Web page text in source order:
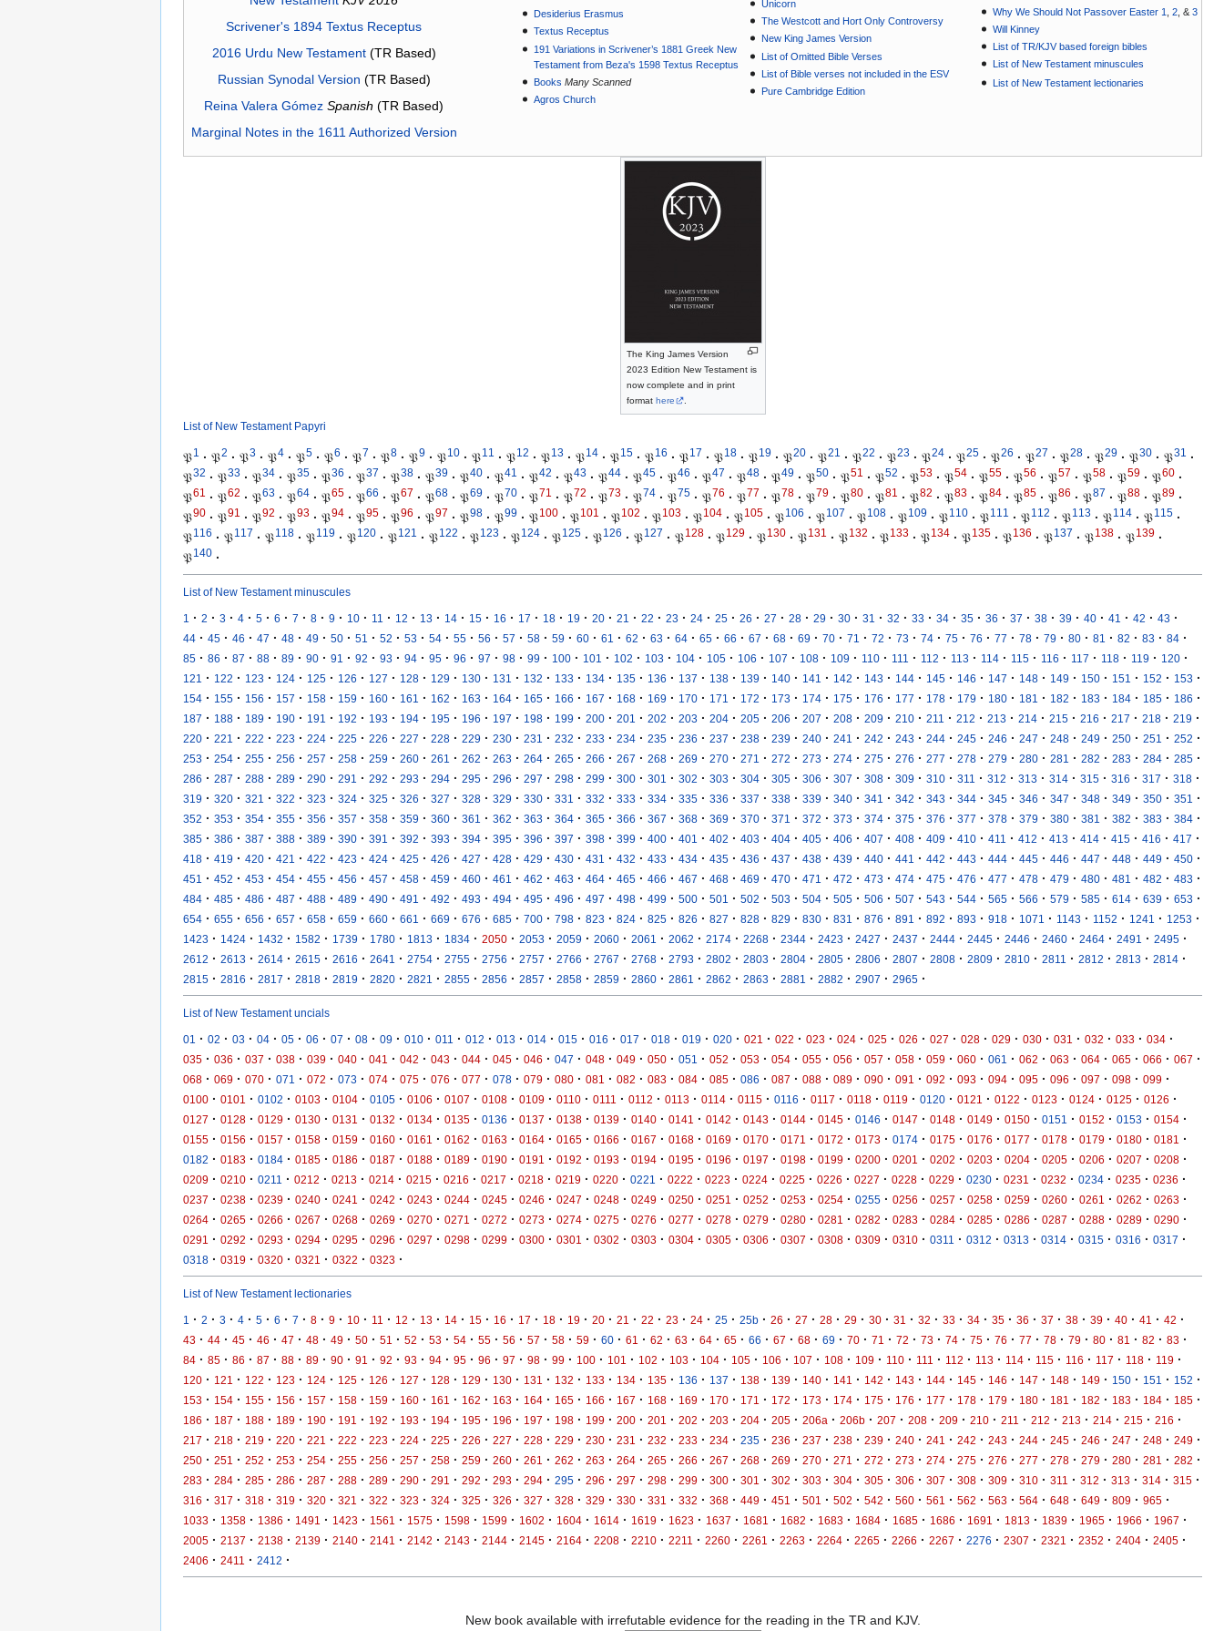
Scrivener's 1894 Textus Receptus
2016 Urdu New Testament(TR Based)
Russian Synodal Version (TR Based)
Reina Valera Gómez Spanish (TR Based)
Marginal Notes in the 1611 Authorized Version
Desiderius Erasmus
Textus Receptus
191 Variations in Scrivener’s 1881 Greek New
Testament from Beza's 1598 Textus Receptus
Books Many Scanned
Agros Church
Unicorn
The Westcott and Hort Only Controversy
New King James Version
List of Omitted Bible Verses
List of Bible verses not included in the ESV
Pure Cambridge Edition
Why We Should Not Passover Easter 1
,2 , &3
Will Kinney
List of TR/KJV based foreign bibles
List of New Testament minuscules
List of New Testament lectionaries
The King James Version
2023 Edition New Testament is
now complete and in print
format here .
List of New Testament Papyri
𝔓1 · 𝔓2 · 𝔓3 · 𝔓4 · 𝔓5 · 𝔓6 · 𝔓7 · 𝔓8 · 𝔓9 · 𝔓10 · 𝔓11 · 𝔓12 · 𝔓13 · 𝔓14 · 𝔓15 · 𝔓16 · 𝔓17 · 𝔓18 · 𝔓19 · 𝔓20 · 𝔓21 · 𝔓22 · 𝔓23 · 𝔓24 · 𝔓25 · 𝔓26 · 𝔓27 · 𝔓28 · 𝔓29 · 𝔓30 · 𝔓31
·
𝔓32 · 𝔓33 · 𝔓34 · 𝔓35 · 𝔓36 · 𝔓37 · 𝔓38 · 𝔓39 · 𝔓40 · 𝔓41 · 𝔓42 · 𝔓43 · 𝔓44 · 𝔓45 · 𝔓46 · 𝔓47 · 𝔓48 · 𝔓49 · 𝔓50 · 𝔓51 · 𝔓52 · 𝔓53 · 𝔓54 · 𝔓55 · 𝔓56 · 𝔓57 · 𝔓58 · 𝔓59 · 𝔓60 ·
𝔓61 · 𝔓62 · 𝔓63 · 𝔓64 · 𝔓65 · 𝔓66 · 𝔓67 · 𝔓68 · 𝔓69 · 𝔓70 · 𝔓71 · 𝔓72 · 𝔓73 · 𝔓74 · 𝔓75 · 𝔓76 · 𝔓77 · 𝔓78 · 𝔓79 · 𝔓80 · 𝔓81 · 𝔓82 · 𝔓83 · 𝔓84 · 𝔓85 · 𝔓86 · 𝔓87 · 𝔓88 · 𝔓89 ·
𝔓90 · 𝔓91 · 𝔓92 · 𝔓93 · 𝔓94 · 𝔓95 · 𝔓96 · 𝔓97 · 𝔓98 · 𝔓99 · 𝔓100 · 𝔓101 · 𝔓102 · 𝔓103 · 𝔓104 · 𝔓105 · 𝔓106 · 𝔓107 · 𝔓108 · 𝔓109 · 𝔓110 · 𝔓111 · 𝔓112 · 𝔓113 · 𝔓114 · 𝔓115 ·
𝔓116 · 𝔓117 · 𝔓118 · 𝔓119 · 𝔓120 · 𝔓121 · 𝔓122 · 𝔓123 · 𝔓124 · 𝔓125 · 𝔓126 · 𝔓127 · 𝔓128 · 𝔓129 · 𝔓130 · 𝔓131 · 𝔓132 · 𝔓133 · 𝔓134 · 𝔓135 · 𝔓136 · 𝔓137 · 𝔓138 · 𝔓139 ·
𝔓140 ·
List of New Testament minuscules
1 · 2 · 3 · 4 · 5 · 6 · 7 · 8 · 9 · 10 · 11 · 12 · 13 · 14 · 15 · 16 · 17 · 18 · 19 · 20 · 21 · 22 · 23 · 24 · 25 · 26 · 27 · 28 · 29 · 30 · 31 · 32 · 33 · 34 · 35 · 36 · 37 · 38 · 39 · 40 · 41 · 42 · 43 ·
44 · 45 · 46 · 47 · 48 · 49 · 50 · 51 · 52 · 53 · 54 · 55 · 56 · 57 · 58 · 59 · 60 · 61 · 62 · 63 · 64 · 65 · 66 · 67 · 68 · 69 · 70 · 71 · 72 · 73 · 74 · 75 · 76 · 77 · 78 · 79 · 80 · 81 · 82 · 83 · 84 ·
85 · 86 · 87 · 88 · 89 · 90 · 91 · 92 · 93 · 94 · 95 · 96 · 97 · 98 · 99 · 100 · 101 · 102 · 103 · 104 · 105 · 106 · 107 · 108 · 109 · 110 · 111 · 112 · 113 · 114 · 115 · 116 · 117 · 118 · 119 · 120 ·
121 · 122 · 123 · 124 · 125 · 126 · 127 · 128 · 129 · 130 · 131 · 132 · 133 · 134 · 135 · 136 · 137 · 138 · 139 · 140 · 141 · 142 · 143 · 144 · 145 · 146 · 147 · 148 · 149 · 150 · 151 · 152 · 153 ·
154 · 155 · 156 · 157 · 158 · 159 · 160 · 161 · 162 · 163 · 164 · 165 · 166 · 167 · 168 · 169 · 170 · 171 · 172 · 173 · 174 · 175 · 176 · 177 · 178 · 179 · 180 · 181 · 182 · 183 · 184 · 185 · 186 ·
187 · 188 · 189 · 190 · 191 · 192 · 193 · 194 · 195 · 196 · 197 · 198 · 199 · 200 · 201 · 202 · 203 · 204 · 205 · 206 · 207 · 208 · 209 · 210 · 211 · 212 · 213 · 214 · 215 · 216 · 217 · 218 · 219 ·
220 · 221 · 222 · 223 · 224 · 225 · 226 · 227 · 228 · 229 · 230 · 231 · 232 · 233 · 234 · 235 · 236 · 237 · 238 · 239 · 240 · 241 · 242 · 243 · 244 · 245 · 246 · 247 · 248 · 249 · 250 · 251 · 252 ·
253 · 254 · 255 · 256 · 257 · 258 · 259 · 260 · 261 · 262 · 263 · 264 · 265 · 266 · 267 · 268 · 269 · 270 · 271 · 272 · 273 · 274 · 275 · 276 · 277 · 278 · 279 · 280 · 281 · 282 · 283 · 284 · 285 ·
286 · 287 · 288 · 289 · 290 · 291 · 292 · 293 · 294 · 295 · 296 · 297 · 298 · 299 · 300 · 301 · 302 · 303 · 304 · 305 · 306 · 307 · 308 · 309 · 310 · 311 · 312 · 313 · 314 · 315 · 316 · 317 · 318 ·
319 · 320 · 321 · 322 · 323 · 324 · 325 · 326 · 327 · 328 · 329 · 330 · 331 · 332 · 333 · 334 · 335 · 336 · 337 · 338 · 339 · 340 · 341 · 342 · 343 · 344 · 345 · 346 · 347 · 348 · 349 · 350 · 351 ·
352 · 353 · 354 · 355 · 356 · 357 · 358 · 359 · 360 · 361 · 362 · 363 · 364 · 365 · 366 · 367 · 368 · 369 · 370 · 371 · 372 · 373 · 374 · 375 · 376 · 377 · 378 · 379 · 380 · 381 · 382 · 383 · 384 ·
385 · 386 · 387 · 388 · 389 · 390 · 391 · 392 · 393 · 394 · 395 · 396 · 397 · 398 · 399 · 400 · 401 · 402 · 403 · 404 · 405 · 406 · 407 · 408 · 409 · 410 · 411 · 412 · 413 · 414 · 415 · 416 · 417 ·
418 · 419 · 420 · 421 · 422 · 423 · 424 · 425 · 426 · 427 · 428 · 429 · 430 · 431 · 432 · 433 · 434 · 435 · 436 · 437 · 438 · 439 · 440 · 441 · 442 · 443 · 444 · 445 · 446 · 447 · 448 · 449 · 450 ·
451 · 452 · 453 · 454 · 455 · 456 · 457 · 458 · 459 · 460 · 461 · 462 · 463 · 464 · 465 · 466 · 467 · 468 · 469 · 470 · 471 · 472 · 473 · 474 · 475 · 476 · 477 · 478 · 479 · 480 · 481 · 482 · 483 ·
484 · 485 · 486 · 487 · 488 · 489 · 490 · 491 · 492 · 493 · 494 · 495 · 496 · 497 · 498 · 499 · 500 · 501 · 502 · 503 · 504 · 505 · 506 · 507 · 543 · 544 · 565 · 566 · 579 · 585 · 614 · 639 · 653 ·
654 · 655 · 656 · 657 · 658 · 659 · 660 · 661 · 669 · 676 · 685 · 700 · 798 · 823 · 824 · 825 · 826 · 827 · 828 · 829 · 830 · 831 · 876 · 891 · 892 · 893 · 918 · 1071 · 1143 · 1152 · 1241 · 1253 ·
1423 · 1424 · 1432 · 1582 · 1739 · 1780 · 1813 · 1834 · 2050 · 2053 · 2059 · 2060 · 2061 · 2062 · 2174 · 2268 · 2344 · 2423 · 2427 · 2437 · 2444 · 2445 · 2446 · 2460 · 2464 · 2491 · 2495 ·
2612 · 2613 · 2614 · 2615 · 2616 · 2641 · 2754 · 2755 · 2756 · 2757 · 2766 · 2767 · 2768 · 2793 · 2802 · 2803 · 2804 · 2805 · 2806 · 2807 · 2808 · 2809 · 2810 · 2811 · 2812 · 2813 · 2814 ·
2815 · 2816 · 2817 · 2818 · 2819 · 2820 · 2821 · 2855 · 2856 · 2857 · 2858 · 2859 · 2860 · 2861 · 2862 · 2863 · 2881 · 2882 · 2907 · 2965 ·
List of New Testament uncials
01 · 02 · 03 · 04 · 05 · 06 · 07 · 08 · 09 · 010 · 011 · 012 · 013 · 014 · 015 · 016 · 017 · 018 · 019 · 020 · 021 · 022 · 023 · 024 · 025 · 026 · 027 · 028 · 029 · 030 · 031 · 032 · 033 · 034 ·
035 · 036 · 037 · 038 · 039 · 040 · 041 · 042 · 043 · 044 · 045 · 046 · 047 · 048 · 049 · 050 · 051 · 052 · 053 · 054 · 055 · 056 · 057 · 058 · 059 · 060 · 061 · 062 · 063 · 064 · 065 · 066 · 067 ·
068 · 069 · 070 · 071 · 072 · 073 · 074 · 075 · 076 · 077 · 078 · 079 · 080 · 081 · 082 · 083 · 084 · 085 · 086 · 087 · 088 · 089 · 090 · 091 · 092 · 093 · 094 · 095 · 096 · 097 · 098 · 099 ·
0100 · 0101 · 0102 · 0103 · 0104 · 0105 · 0106 · 0107 · 0108 · 0109 · 0110 · 0111 · 0112 · 0113 · 0114 · 0115 · 0116 · 0117 · 0118 · 0119 · 0120 · 0121 · 0122 · 0123 · 0124 · 0125 · 0126 ·
0127 · 0128 · 0129 · 0130 · 0131 · 0132 · 0134 · 0135 · 0136 · 0137 · 0138 · 0139 · 0140 · 0141 · 0142 · 0143 · 0144 · 0145 · 0146 · 0147 · 0148 · 0149 · 0150 · 0151 · 0152 · 0153 · 0154 ·
0155 · 0156 · 0157 · 0158 · 0159 · 0160 · 0161 · 0162 · 0163 · 0164 · 0165 · 0166 · 0167 · 0168 · 0169 · 0170 · 0171 · 0172 · 0173 · 0174 · 0175 · 0176 · 0177 · 0178 · 0179 · 0180 · 0181 ·
0182 · 0183 · 0184 · 0185 · 0186 · 0187 · 0188 · 0189 · 0190 · 0191 · 0192 · 0193 · 0194 · 0195 · 0196 · 0197 · 0198 · 0199 · 0200 · 0201 · 0202 · 0203 · 0204 · 0205 · 0206 · 0207 · 0208 ·
0209 · 0210 · 0211 · 0212 · 0213 · 0214 · 0215 · 0216 · 0217 · 0218 · 0219 · 0220 · 0221 · 0222 · 0223 · 0224 · 0225 · 0226 · 0227 · 0228 · 0229 · 0230 · 0231 · 0232 · 0234 · 0235 · 0236 ·
0237 · 0238 · 0239 · 0240 · 0241 · 0242 · 0243 · 0244 · 0245 · 0246 · 0247 · 0248 · 0249 · 0250 · 0251 · 0252 · 0253 · 0254 · 0255 · 0256 · 0257 · 0258 · 0259 · 0260 · 0261 · 0262 · 0263 ·
0264 · 0265 · 0266 · 0267 · 0268 · 0269 · 0270 · 0271 · 0272 · 0273 · 0274 · 0275 · 0276 · 0277 · 0278 · 0279 · 0280 · 0281 · 0282 · 0283 · 0284 · 0285 · 0286 · 0287 · 0288 · 0289 · 0290 ·
0291 · 0292 · 0293 · 0294 · 0295 · 0296 · 0297 · 0298 · 0299 · 0300 · 0301 · 0302 · 0303 · 0304 · 0305 · 0306 · 0307 · 0308 · 0309 · 0310 · 0311 · 0312 · 0313 · 0314 · 0315 · 0316 · 0317 ·
0318 · 0319 · 0320 · 0321 · 0322 · 0323 ·
List of New Testament lectionaries
1 · 2 · 3 · 4 · 5 · 6 · 7 · 8 · 9 · 10 · 11 · 12 · 13 · 14 · 15 · 16 · 17 · 18 · 19 · 20 · 21 · 22 · 23 · 24 · 25 · 25b · 26 · 27 · 28 · 29 · 30 · 31 · 32 · 33 · 34 · 35 · 36 · 37 · 38 · 39 · 40 · 41 · 42 ·
43 · 44 · 45 · 46 · 47 · 48 · 49 · 50 · 51 · 52 · 53 · 54 · 55 · 56 · 57 · 58 · 59 · 60 · 61 · 62 · 63 · 64 · 65 · 66 · 67 · 68 · 69 · 70 · 71 · 72 · 73 · 74 · 75 · 76 · 77 · 78 · 79 · 80 · 81 · 82 · 83 ·
84 · 85 · 86 · 87 · 88 · 89 · 90 · 91 · 92 · 93 · 94 · 95 · 96 · 97 · 98 · 99 · 100 · 101 · 102 · 103 · 104 · 105 · 106 · 107 · 108 · 109 · 110 · 111 · 112 · 113 · 114 · 115 · 116 · 117 · 118 · 119 ·
120 · 121 · 122 · 123 · 124 · 125 · 126 · 127 · 128 · 129 · 130 · 131 · 132 · 133 · 134 · 135 · 136 · 137 · 138 · 139 · 140 · 141 · 142 · 143 · 144 · 145 · 146 · 147 · 148 · 149 · 150 · 151 · 152 ·
153 · 154 · 155 · 156 · 157 · 158 · 159 · 160 · 161 · 162 · 163 · 164 · 165 · 166 · 167 · 168 · 169 · 170 · 171 · 172 · 173 · 174 · 175 · 176 · 177 · 178 · 179 · 180 · 181 · 182 · 183 · 184 · 185 ·
186 · 187 · 188 · 189 · 190 · 191 · 192 · 193 · 194 · 195 · 196 · 197 · 198 · 199 · 200 · 201 · 202 · 203 · 204 · 205 · 206a · 206b · 207 · 208 · 209 · 210 · 211 · 212 · 213 · 214 · 215 · 216 ·
217 · 218 · 219 · 220 · 221 · 222 · 223 · 224 · 225 · 226 · 227 · 228 · 229 · 230 · 231 · 232 · 233 · 234 · 235 · 236 · 237 · 238 · 239 · 240 · 241 · 242 · 243 · 244 · 245 · 246 · 247 · 248 · 249 ·
250 · 251 · 252 · 253 · 254 · 255 · 256 · 257 · 258 · 259 · 260 · 261 · 262 · 263 · 264 · 265 · 266 · 267 · 268 · 269 · 270 · 271 · 272 · 273 · 274 · 275 · 276 · 277 · 278 · 279 · 280 · 281 · 282 ·
283 · 284 · 285 · 286 · 287 · 288 · 289 · 290 · 291 · 292 · 293 · 294 · 295 · 296 · 297 · 298 · 299 · 300 · 301 · 302 · 303 · 304 · 305 · 306 · 307 · 308 · 309 · 310 · 311 · 312 · 313 · 314 · 315 ·
316 · 317 · 318 · 319 · 320 · 321 · 322 · 323 · 324 · 325 · 326 · 327 · 328 · 329 · 330 · 331 · 332 · 368 · 449 · 451 · 501 · 502 · 542 · 560 · 561 · 562 · 563 · 564 · 648 · 649 · 809 · 965 ·
1033 · 1358 · 1386 · 1491 · 1423 · 1561 · 1575 · 1598 · 1599 · 1602 · 1604 · 1614 · 1619 · 1623 · 1637 · 1681 · 1682 · 1683 · 1684 · 1685 · 1686 · 1691 · 1813 · 1839 · 1965 · 1966 · 1967 ·
2005 · 2137 · 2138 · 2139 · 2140 · 2141 · 2142 · 2143 · 2144 · 2145 · 2164 · 2208 · 2210 · 2211 · 2260 · 2261 · 2263 · 2264 · 2265 · 2266 · 2267 · 2276 · 2307 · 2321 · 2352 · 2404 · 2405 ·
2406 · 2411 · 2412 ·
New book available with irrefutable evidence for the reading in the TR and KJV.